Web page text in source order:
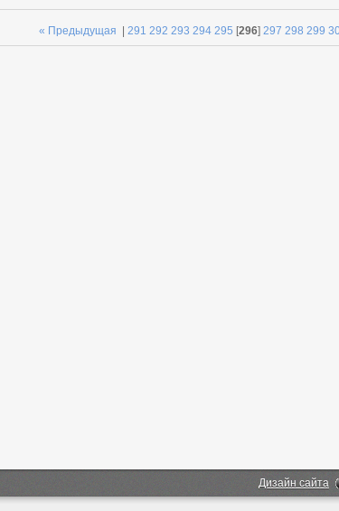
« Предыдущая 291 292 293 294 295 [296] 297 298 299
Дизайн сайта